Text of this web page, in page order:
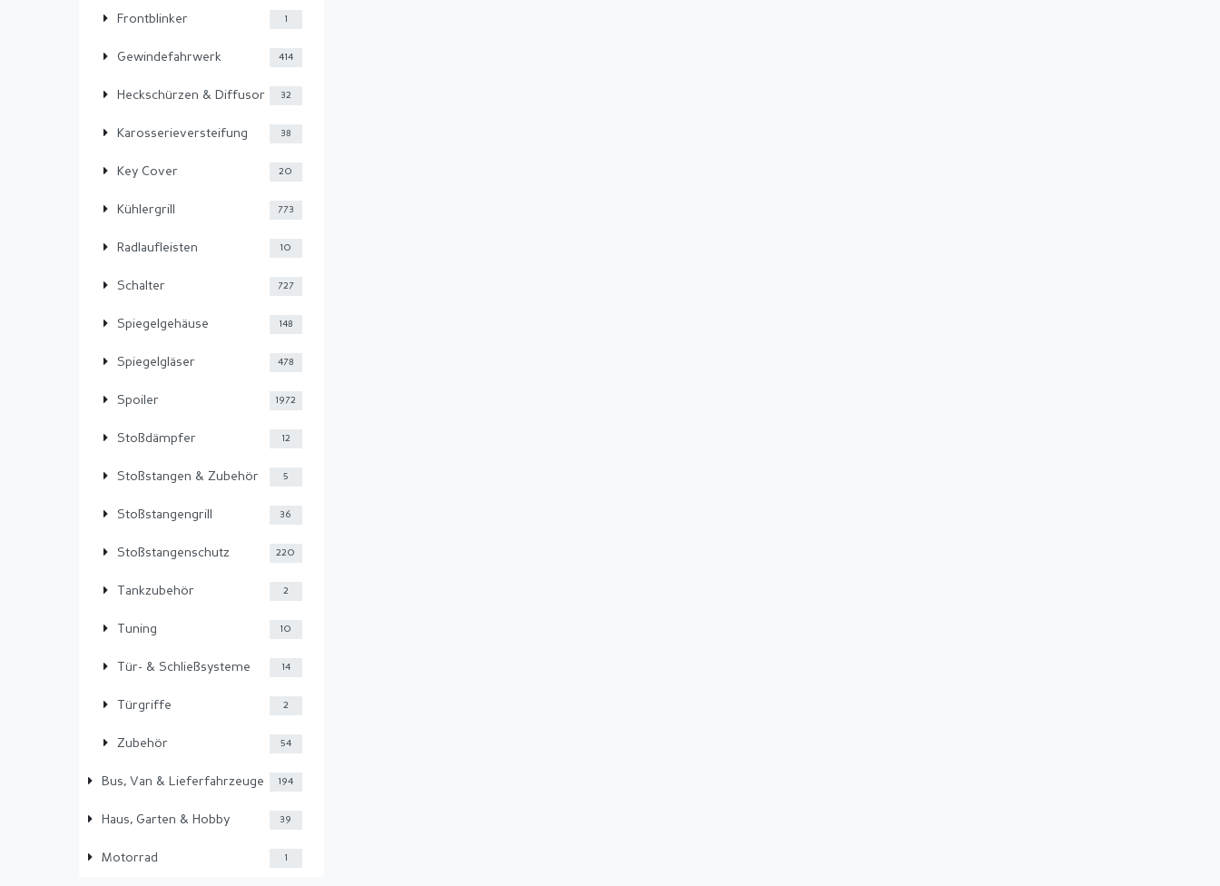
Frontblinker 1
Gewindefahrwerk 414
Heckschürzen & Diffusor 32
Karosserieversteifung 38
Key Cover 20
Kühlergrill 773
Radlaufleisten 10
Schalter 727
Spiegelgehäuse 148
Spiegelgläser 478
Spoiler 1972
Stoßdämpfer 12
Stoßstangen & Zubehör 5
Stoßstangengrill 36
Stoßstangenschutz 220
Tankzubehör 2
Tuning 10
Tür- & Schließsysteme 14
Türgriffe 2
Zubehör 54
Bus, Van & Lieferfahrzeuge 194
Haus, Garten & Hobby 39
Motorrad 1